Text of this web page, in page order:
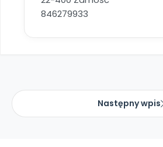
846279933
Następny wpis